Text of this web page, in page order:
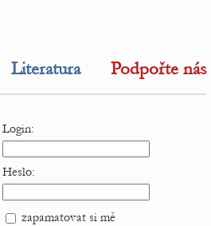
Literatura Podpořte nás
Login:
Heslo:
zapamatovat si mě